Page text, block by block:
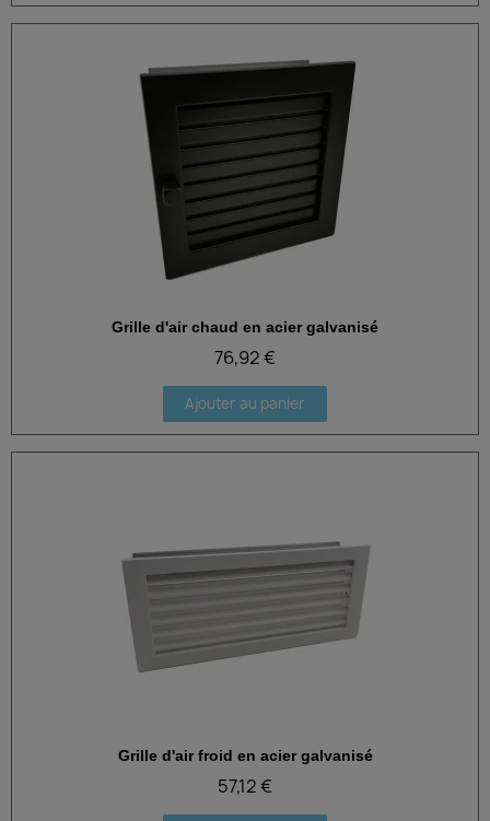
Aperçu rapide
Grille d'air chaud en acier galvanisé
76,92 €
Ajouter au panier
Aperçu rapide
Grille d'air froid en acier galvanisé
57,12 €